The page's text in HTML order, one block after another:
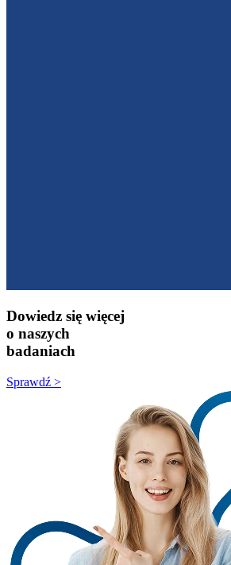
Dowiedz się więcej
o naszych
badaniach
Sprawdź >